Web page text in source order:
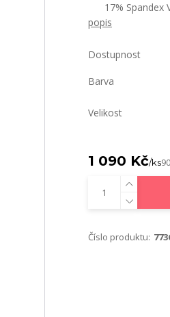
17% Spandex
popis
Dostupnost
Barva
Velikost
1 090 Kč/ks
Číslo produktu: